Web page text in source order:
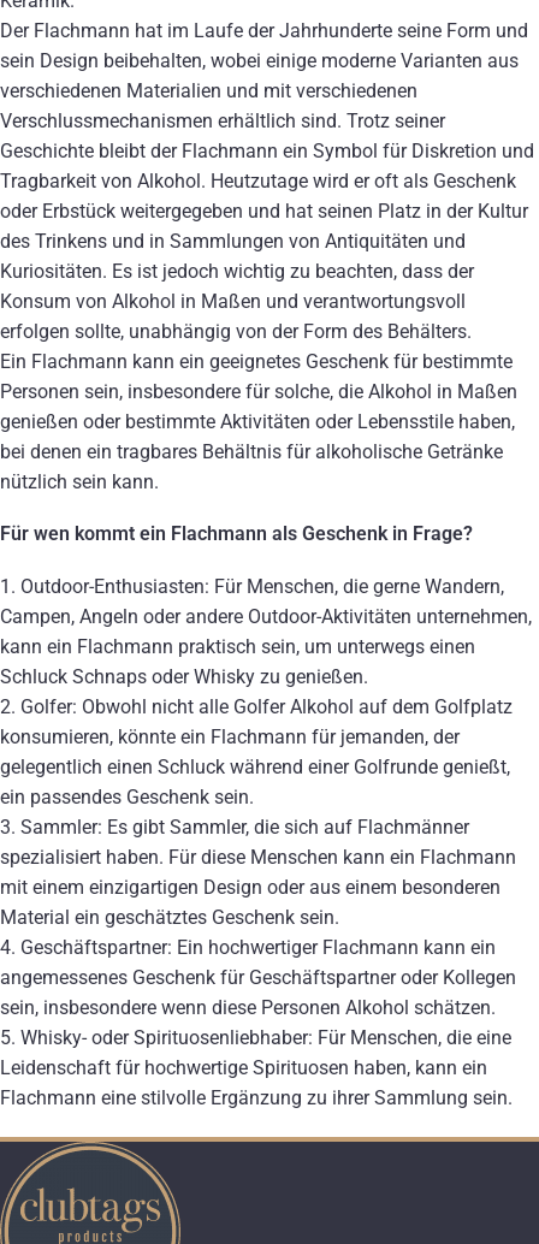
Der Flachmann hat im Laufe der Jahrhunderte seine Form und
sein Design beibehalten, wobei einige moderne Varianten aus
verschiedenen Materialien und mit verschiedenen
Verschlussmechanismen erhältlich sind. Trotz seiner
Geschichte bleibt der Flachmann ein Symbol für Diskretion und
Tragbarkeit von Alkohol. Heutzutage wird er oft als Geschenk
oder Erbstück weitergegeben und hat seinen Platz in der Kultur
des Trinkens und in Sammlungen von Antiquitäten und
Kuriositäten. Es ist jedoch wichtig zu beachten, dass der
Konsum von Alkohol in Maßen und verantwortungsvoll
erfolgen sollte, unabhängig von der Form des Behälters.
Ein Flachmann kann ein geeignetes Geschenk für bestimmte
Personen sein, insbesondere für solche, die Alkohol in Maßen
genießen oder bestimmte Aktivitäten oder Lebensstile haben,
bei denen ein tragbares Behältnis für alkoholische Getränke
nützlich sein kann.
Für wen kommt ein Flachmann als Geschenk in Frage?
1. Outdoor-Enthusiasten: Für Menschen, die gerne Wandern,
Campen, Angeln oder andere Outdoor-Aktivitäten unternehmen,
kann ein Flachmann praktisch sein, um unterwegs einen
Schluck Schnaps oder Whisky zu genießen.
2. Golfer: Obwohl nicht alle Golfer Alkohol auf dem Golfplatz
konsumieren, könnte ein Flachmann für jemanden, der
gelegentlich einen Schluck während einer Golfrunde genießt,
ein passendes Geschenk sein.
3. Sammler: Es gibt Sammler, die sich auf Flachmänner
spezialisiert haben. Für diese Menschen kann ein Flachmann
mit einem einzigartigen Design oder aus einem besonderen
Material ein geschätztes Geschenk sein.
4. Geschäftspartner: Ein hochwertiger Flachmann kann ein
angemessenes Geschenk für Geschäftspartner oder Kollegen
sein, insbesondere wenn diese Personen Alkohol schätzen.
5. Whisky- oder Spirituosenliebhaber: Für Menschen, die eine
Leidenschaft für hochwertige Spirituosen haben, kann ein
Flachmann eine stilvolle Ergänzung zu ihrer Sammlung sein.